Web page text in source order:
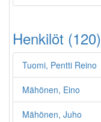
Henkilöt (120)
Tuomi, Pentti Reino
Mähönen, Eino
Mähönen, Juho